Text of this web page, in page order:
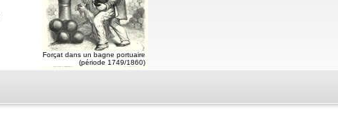
Forçat dans un bagne portuaire
(période 1749/1860)